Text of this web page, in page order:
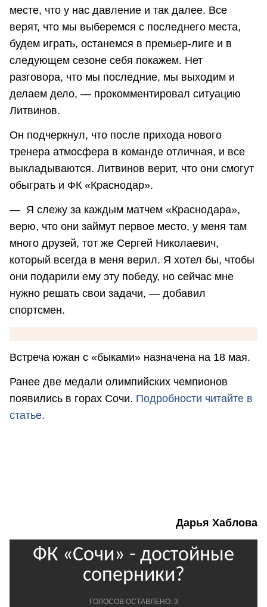
месте, что у нас давление и так далее. Все
верят, что мы выберемся с последнего места,
будем играть, останемся в премьер-лиге и в
следующем сезоне себя покажем. Нет
разговора, что мы последние, мы выходим и
делаем дело, — прокомментировал ситуацию
Литвинов.
Он подчеркнул, что после прихода нового
тренера атмосфера в команде отличная, и все
выкладываются. Литвинов верит, что они смогут
обыграть и ФК «Краснодар».
— Я слежу за каждым матчем «Краснодара»,
верю, что они займут первое место, у меня там
много друзей, тот же Сергей Николаевич,
который всегда в меня верил. Я хотел бы, чтобы
они подарили ему эту победу, но сейчас мне
нужно решать свои задачи, — добавил
спортсмен.
Встреча южан с «быками» назначена на 18 мая.
Ранее две медали олимпийских чемпионов
появились в горах Сочи. Подробности читайте в
статье.
Дарья Хаблова